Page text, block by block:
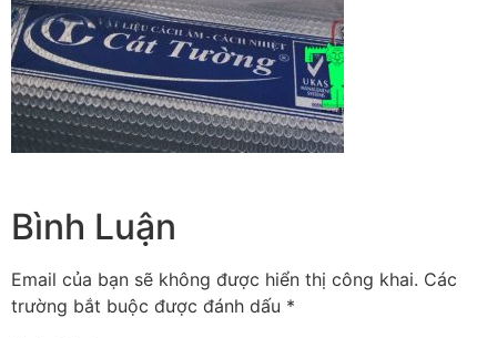
Bình Luận
Email của bạn sẽ không được hiển thị công khai. Các
trường bắt buộc được đánh dấu *